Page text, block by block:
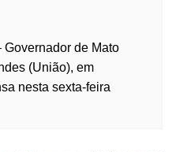
de Mato
(União), em
nesta sexta-feira